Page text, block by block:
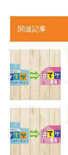
関連記事